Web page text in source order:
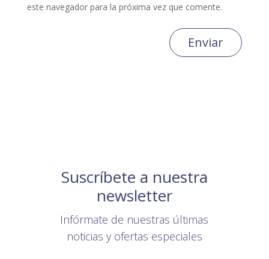
este navegador para la próxima vez que comente.
Enviar
Suscríbete a nuestra
newsletter
Infórmate de nuestras últimas
noticias y ofertas especiales